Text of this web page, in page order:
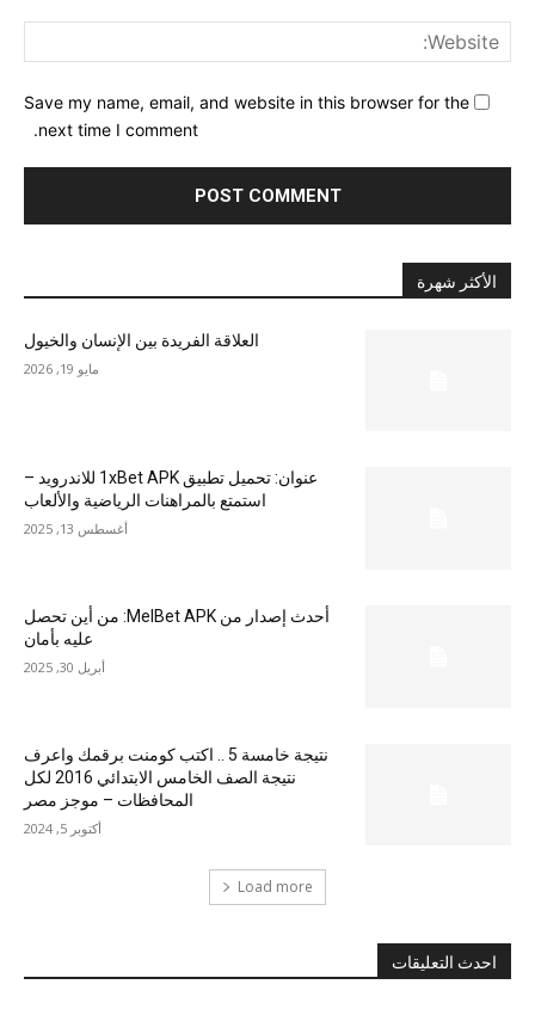
Save my name, email, and website in this browser for the
next time I comment.
الأكثر شهرة
العلاقة الفريدة بين الإنسان والخيول
مايو 19, 2026
عنوان: تحميل تطبيق 1xBet APK للاندرويد –
استمتع بالمراهنات الرياضية والألعاب
أغسطس 13, 2025
أحدث إصدار من MelBet APK: من أين تحصل
عليه بأمان
أبريل 30, 2025
نتيجة خامسة 5 .. اكتب كومنت برقمك واعرف
نتيجة الصف الخامس الابتدائي 2016 لكل
المحافظات – موجز مصر
أكتوبر 5, 2024
Load more
احدث التعليقات